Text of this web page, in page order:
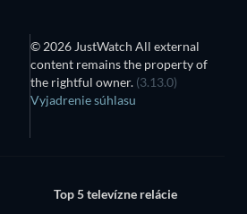
© 2026 JustWatch All external
content remains the property of
the rightful owner. (3.13.0)
Vyjadrenie súhlasu
Top 5 televízne relácie